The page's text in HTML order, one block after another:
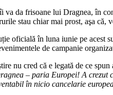
va da frisoane lui Dragnea, în
stau chiar mai prost, aşa că,
oficială în luna iunie pe acest
de campanie
nu cred că e legată de ce
– paria Europei! A crezut
în nicio cancelarie